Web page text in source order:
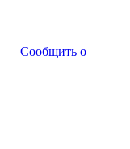
Cообщить о